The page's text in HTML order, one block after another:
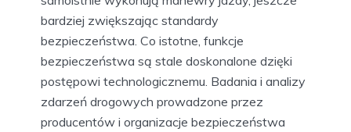
bardziej zwiększając standardy
bezpieczeństwa. Co istotne, funkcje
bezpieczeństwa są stale doskonalone dzięki
postępowi technologicznemu. Badania i analizy
zdarzeń drogowych prowadzone przez
producentów i organizacje bezpieczeństwa